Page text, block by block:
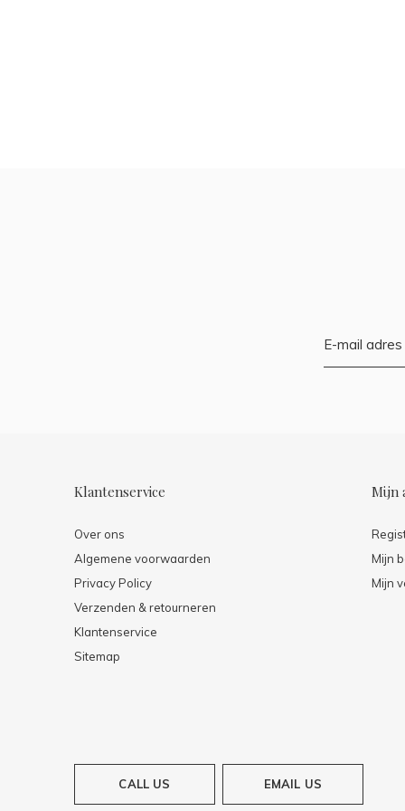
Klantenservice
Over ons
Algemene voorwaarden
Privacy Policy
Verzenden & retourneren
Klantenservice
Sitemap
Mijn
Mijn
Mijn
CALL US EMAIL US